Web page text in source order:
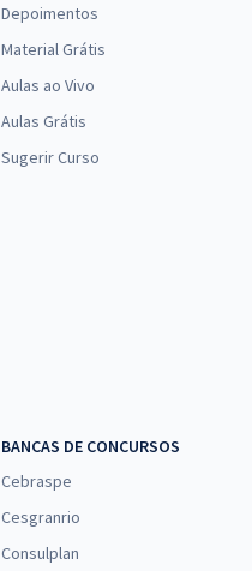
Depoimentos
Material Grátis
Aulas ao Vivo
Aulas Grátis
Sugerir Curso
BANCAS DE CONCURSOS
Cebraspe
Cesgranrio
Consulplan